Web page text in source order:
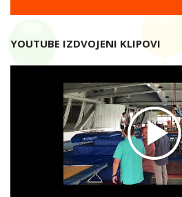
YOUTUBE IZDVOJENI KLIPOVI